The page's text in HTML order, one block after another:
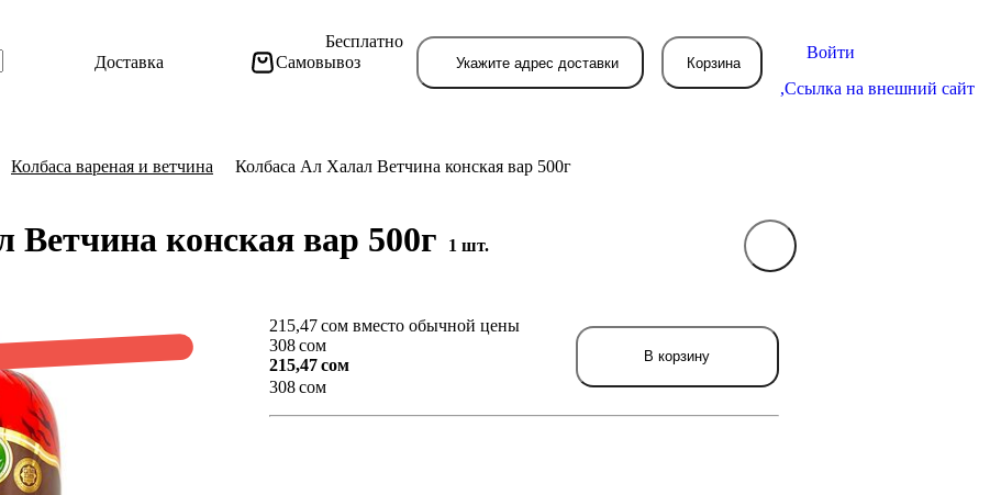
Доставка Самовывоз
Бесплатно
Укажите адрес доставки Корзина
Войти
,Ссылка на внешний сайт
Колбаса вареная и ветчина Колбаса Ал Халал Ветчина конская вар 500г
Ветчина конская вар 500г 1 шт.
215,47 сом вместо обычной цены
308 сом
215,47 сом
308 сом
В корзину
Тут появятся товары, которые вы закажете.